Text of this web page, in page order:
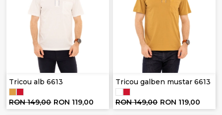
Tricou alb 6613
RON 149,00 RON 119,00
Tricou galben mustar 6613
RON 149,00 RON 119,00